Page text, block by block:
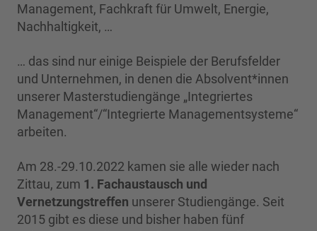
Management, Fachkraft für Umwelt, Energie,
Nachhaltigkeit, …
… das sind nur einige Beispiele der Berufsfelder
und Unternehmen, in denen die Absolvent*innen
unserer Masterstudiengänge „Integriertes
Management“/“Integrierte Managementsysteme“
arbeiten.
Am 28.-29.10.2022 kamen sie alle wieder nach
Zittau, zum 1. Fachaustausch und
Vernetzungstreffen unserer Studiengänge. Seit
2015 gibt es diese und bisher haben fünf